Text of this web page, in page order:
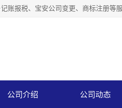
账报税、宝安公司变更、商标注册等服
公司介绍 公司动态